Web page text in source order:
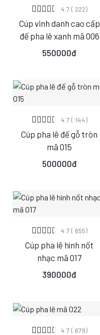
XEM CHI TIẾT
S M L
4.7 ( 222)
Cúp vinh danh cao cấp
đế pha lê xanh mã 006
550000đ
XEM CHI TIẾT
S M L
4.7 ( 144)
Cúp pha lê đế gỗ tròn
mã 015
500000đ
XEM CHI TIẾT
S M L
4.7 ( 655)
Cúp pha lê hình nốt
nhạc mã 017
390000đ
XEM CHI TIẾT
4.7 ( 679)